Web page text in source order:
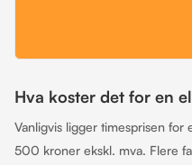
Hva koster det for en
Vanligvis ligger timesprisen
500 kroner ekskl. mva. Flere